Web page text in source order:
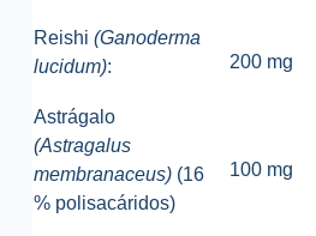
Reishi (Ganoderma
lucidum): 200 mg
Astrágalo
(Astragalus
membranaceus) (16
% polisacáridos)
100 mg